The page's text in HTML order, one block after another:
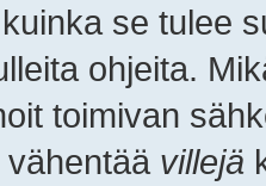
se tulee
ohjeita.
toimivan
villejä